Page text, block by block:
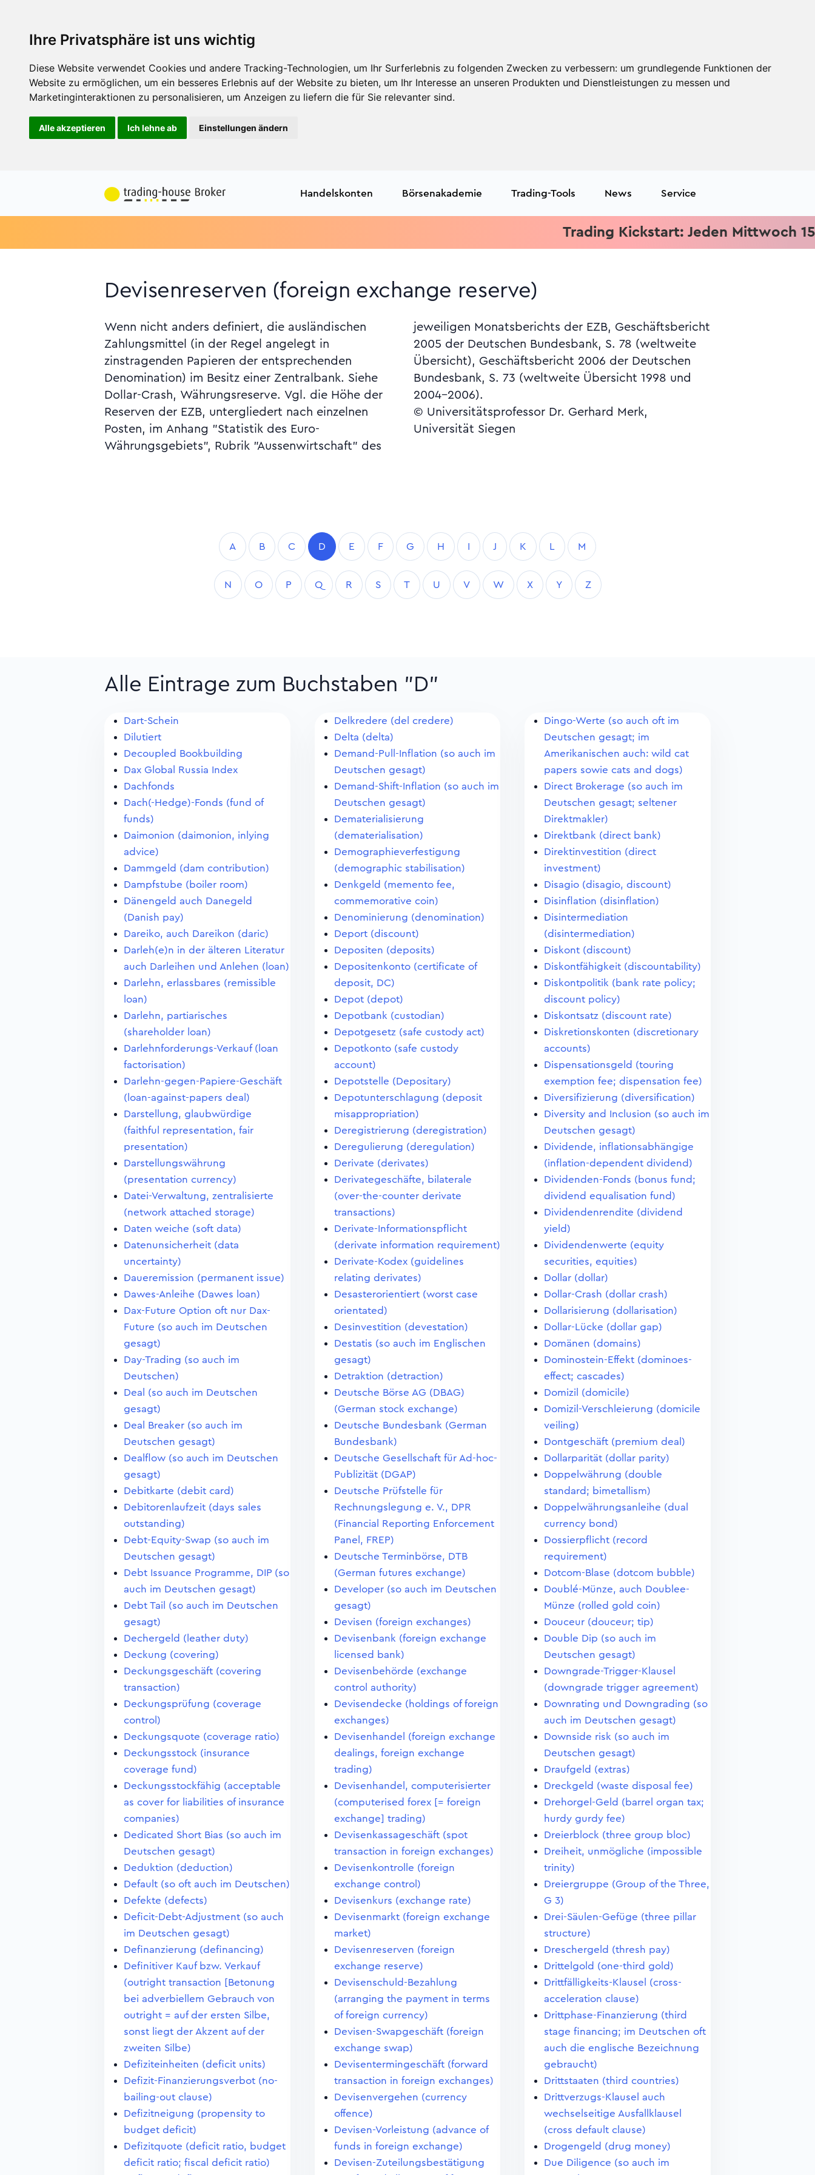
Ihre Privatsphäre ist uns wichtig
Diese Website verwendet Cookies und andere Tracking-Technologien, um Ihr Surferlebnis zu folgenden Zwecken zu verbessern: um grundlegende Funktionen der
Website zu ermöglichen, um ein besseres Erlebnis auf der Website zu bieten, um Ihr Interesse an unseren Produkten und Dienstleistungen zu messen und
Marketinginteraktionen zu personalisieren, um Anzeigen zu liefern die für Sie relevanter sind.
Alle akzeptieren Ich lehne ab Einstellungen ändern
Handelskonten Börsenakademie Trading-Tools News Service
Trading Kickstart: Jeden Mittwoch 15.15
Devisenreserven (foreign exchange reserve)
Wenn nicht anders definiert, die ausländischen
Zahlungsmittel (in der Regel angelegt in
zinstragenden Papieren der entsprechenden
Denomination) im Besitz einer Zentralbank. Siehe
Dollar-Crash, Währungsreserve. Vgl. die Höhe der
Reserven der EZB, untergliedert nach einzelnen
Posten, im Anhang "Statistik des Euro-
Währungsgebiets", Rubrik "Aussenwirtschaft" des
jeweiligen Monatsberichts der EZB, Geschäftsbericht
2005 der Deutschen Bundesbank, S. 78 (weltweite
Übersicht), Geschäftsbericht 2006 der Deutschen
Bundesbank, S. 73 (weltweite Übersicht 1998 und
2004-2006).
© Universitätsprofessor Dr. Gerhard Merk,
Universität Siegen
A B C D E F G H I J K L M
N O P Q R S T U V W X Y Z
Alle Eintrage zum Buchstaben "D"
Dart-Schein
Dilutiert
Decoupled Bookbuilding
Dax Global Russia Index
Dachfonds
Dach(-Hedge)-Fonds (fund of
funds)
Daimonion (daimonion, inlying
advice)
Dammgeld (dam contribution)
Dampfstube (boiler room)
Dänengeld auch Danegeld
(Danish pay)
Dareiko, auch Dareikon (daric)
Darleh(e)n in der älteren Literatur
auch Darleihen und Anlehen (loan)
Darlehn, erlassbares (remissible
loan)
Darlehn, partiarisches
(shareholder loan)
Darlehnforderungs-Verkauf (loan
factorisation)
Darlehn-gegen-Papiere-Geschäft
(loan-against-papers deal)
Darstellung, glaubwürdige
(faithful representation, fair
presentation)
Darstellungswährung
(presentation currency)
Datei-Verwaltung, zentralisierte
(network attached storage)
Daten weiche (soft data)
Datenunsicherheit (data
uncertainty)
Daueremission (permanent issue)
Dawes-Anleihe (Dawes loan)
Dax-Future Option oft nur Dax-
Future (so auch im Deutschen
gesagt)
Day-Trading (so auch im
Deutschen)
Deal (so auch im Deutschen
gesagt)
Deal Breaker (so auch im
Deutschen gesagt)
Dealflow (so auch im Deutschen
gesagt)
Debitkarte (debit card)
Debitorenlaufzeit (days sales
outstanding)
Debt-Equity-Swap (so auch im
Deutschen gesagt)
Debt Issuance Programme, DIP (so
auch im Deutschen gesagt)
Debt Tail (so auch im Deutschen
gesagt)
Dechergeld (leather duty)
Deckung (covering)
Deckungsgeschäft (covering
transaction)
Deckungsprüfung (coverage
control)
Deckungsquote (coverage ratio)
Deckungsstock (insurance
coverage fund)
Deckungsstockfähig (acceptable
as cover for liabilities of insurance
companies)
Dedicated Short Bias (so auch im
Deutschen gesagt)
Deduktion (deduction)
Default (so oft auch im Deutschen)
Defekte (defects)
Deficit-Debt-Adjustment (so auch
im Deutschen gesagt)
Definanzierung (definancing)
Definitiver Kauf bzw. Verkauf
(outright transaction [Betonung
bei adverbiellem Gebrauch von
outright = auf der ersten Silbe,
sonst liegt der Akzent auf der
zweiten Silbe)
Defiziteinheiten (deficit units)
Defizit-Finanzierungsverbot (no-
bailing-out clause)
Defizitneigung (propensity to
budget deficit)
Defizitquote (deficit ratio, budget
deficit ratio; fiscal deficit ratio)
Delkredere (del credere)
Delta (delta)
Demand-Pull-Inflation (so auch im
Deutschen gesagt)
Demand-Shift-Inflation (so auch im
Deutschen gesagt)
Dematerialisierung
(dematerialisation)
Demographieverfestigung
(demographic stabilisation)
Denkgeld (memento fee,
commemorative coin)
Denominierung (denomination)
Deport (discount)
Depositen (deposits)
Depositenkonto (certificate of
deposit, DC)
Depot (depot)
Depotbank (custodian)
Depotgesetz (safe custody act)
Depotkonto (safe custody
account)
Depotstelle (Depositary)
Depotunterschlagung (deposit
misappropriation)
Deregistrierung (deregistration)
Deregulierung (deregulation)
Derivate (derivates)
Derivategeschäfte, bilaterale
(over-the-counter derivate
transactions)
Derivate-Informationspflicht
(derivate information requirement)
Derivate-Kodex (guidelines
relating derivates)
Desasterorientiert (worst case
orientated)
Desinvestition (devestation)
Destatis (so auch im Englischen
gesagt)
Detraktion (detraction)
Deutsche Börse AG (DBAG)
(German stock exchange)
Deutsche Bundesbank (German
Bundesbank)
Deutsche Gesellschaft für Ad-hoc-
Publizität (DGAP)
Deutsche Prüfstelle für
Rechnungslegung e. V., DPR
(Financial Reporting Enforcement
Panel, FREP)
Deutsche Terminbörse, DTB
(German futures exchange)
Developer (so auch im Deutschen
gesagt)
Devisen (foreign exchanges)
Devisenbank (foreign exchange
licensed bank)
Devisenbehörde (exchange
control authority)
Devisendecke (holdings of foreign
exchanges)
Devisenhandel (foreign exchange
dealings, foreign exchange
trading)
Devisenhandel, computerisierter
(computerised forex [= foreign
exchange] trading)
Devisenkassageschäft (spot
transaction in foreign exchanges)
Devisenkontrolle (foreign
exchange control)
Devisenkurs (exchange rate)
Devisenmarkt (foreign exchange
market)
Devisenreserven (foreign
exchange reserve)
Devisenschuld-Bezahlung
(arranging the payment in terms
of foreign currency)
Devisen-Swapgeschäft (foreign
exchange swap)
Devisentermingeschäft (forward
transaction in foreign exchanges)
Devisenvergehen (currency
offence)
Devisen-Vorleistung (advance of
funds in foreign exchange)
Devisen-Zuteilungsbestätigung
Dingo-Werte (so auch oft im
Deutschen gesagt; im
Amerikanischen auch: wild cat
papers sowie cats and dogs)
Direct Brokerage (so auch im
Deutschen gesagt; seltener
Direktmakler)
Direktbank (direct bank)
Direktinvestition (direct
investment)
Disagio (disagio, discount)
Disinflation (disinflation)
Disintermediation
(disintermediation)
Diskont (discount)
Diskontfähigkeit (discountability)
Diskontpolitik (bank rate policy;
discount policy)
Diskontsatz (discount rate)
Diskretionskonten (discretionary
accounts)
Dispensationsgeld (touring
exemption fee; dispensation fee)
Diversifizierung (diversification)
Diversity and Inclusion (so auch im
Deutschen gesagt)
Dividende, inflationsabhängige
(inflation-dependent dividend)
Dividenden-Fonds (bonus fund;
dividend equalisation fund)
Dividendenrendite (dividend
yield)
Dividendenwerte (equity
securities, equities)
Dollar (dollar)
Dollar-Crash (dollar crash)
Dollarisierung (dollarisation)
Dollar-Lücke (dollar gap)
Domänen (domains)
Dominostein-Effekt (dominoes-
effect; cascades)
Domizil (domicile)
Domizil-Verschleierung (domicile
veiling)
Dontgeschäft (premium deal)
Dollarparität (dollar parity)
Doppelwährung (double
standard; bimetallism)
Doppelwährungsanleihe (dual
currency bond)
Dossierpflicht (record
requirement)
Dotcom-Blase (dotcom bubble)
Doublé-Münze, auch Doublee-
Münze (rolled gold coin)
Douceur (douceur; tip)
Double Dip (so auch im
Deutschen gesagt)
Downgrade-Trigger-Klausel
(downgrade trigger agreement)
Downrating und Downgrading (so
auch im Deutschen gesagt)
Downside risk (so auch im
Deutschen gesagt)
Draufgeld (extras)
Dreckgeld (waste disposal fee)
Drehorgel-Geld (barrel organ tax;
hurdy gurdy fee)
Dreierblock (three group bloc)
Dreiheit, unmögliche (impossible
trinity)
Dreiergruppe (Group of the Three,
G 3)
Drei-Säulen-Gefüge (three pillar
structure)
Dreschergeld (thresh pay)
Drittelgold (one-third gold)
Drittfälligkeits-Klausel (cross-
acceleration clause)
Drittphase-Finanzierung (third
stage financing; im Deutschen oft
auch die englische Bezeichnung
gebraucht)
Drittstaaten (third countries)
Drittverzugs-Klausel auch
wechselseitige Ausfallklausel
(cross default clause)
Drogengeld (drug money)
Due Diligence (so auch im